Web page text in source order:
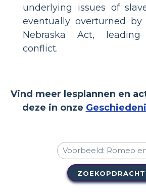
underlying issues of
eventually overturned by
Nebraska Act,
conflict.
Vind meer lesplannen en
deze in onze
ZOEKOPDRACHT